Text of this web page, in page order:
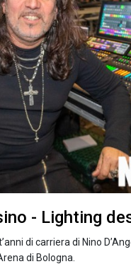
- Lighting
di carriera di Nino
di Bologna.